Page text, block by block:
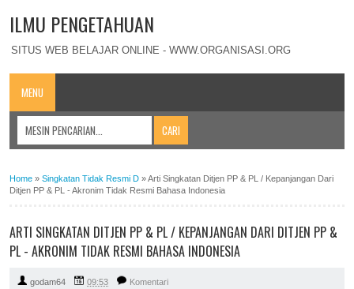
ILMU PENGETAHUAN
SITUS WEB BELAJAR ONLINE - WWW.ORGANISASI.ORG
MENU
Home » Singkatan Tidak Resmi D »Arti Singkatan Ditjen PP & PL / Kepanjangan Dari
Ditjen PP & PL - Akronim Tidak Resmi Bahasa Indonesia
ARTI SINGKATAN DITJEN PP & PL / KEPANJANGAN DARI DITJEN PP &
PL - AKRONIM TIDAK RESMI BAHASA INDONESIA
godam64 09:53 Komentari